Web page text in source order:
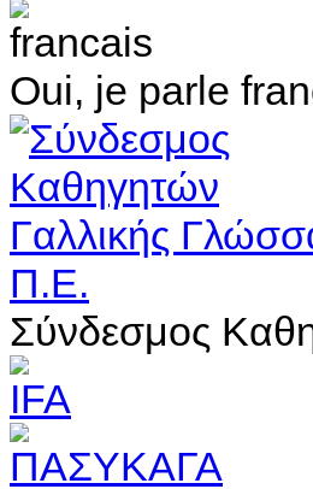
Oui, je parle
Σύνδεσμος